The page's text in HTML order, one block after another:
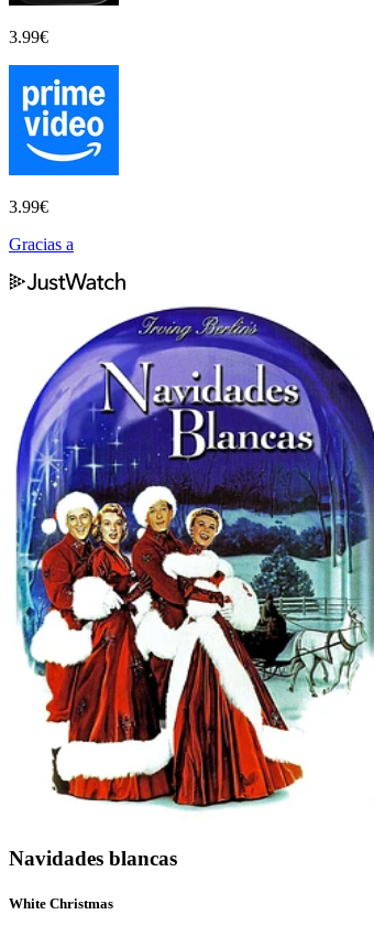
3.99€
3.99€
Gracias a
Navidades blancas
White Christmas